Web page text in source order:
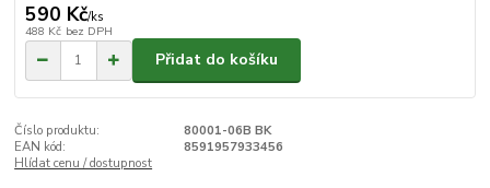
590 Kč/ks
488 Kč bez DPH
Přidat do košíku
Číslo produktu:
80001-06B BK
EAN kód:
8591957933456
Hlídat cenu / dostupnost